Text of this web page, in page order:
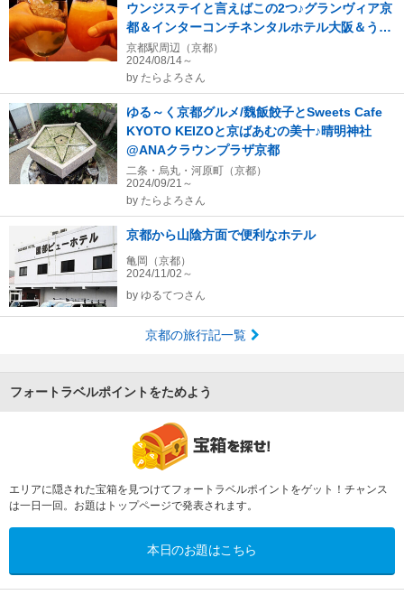
ウンジステイと言えばこの2つ♪グランヴィア京
都＆インターコンチネンタルホテル大阪＆うな
富士ランチ
京都駅周辺（京都）
2024/08/14～
by たらよろさん
ゆる～く京都グルメ/魏飯餃子とSweets Cafe
KYOTO KEIZOと京ばあむの美十♪晴明神社
@ANAクラウンプラザ京都
二条・烏丸・河原町（京都）
2024/09/21～
by たらよろさん
京都から山陰方面で便利なホテル
亀岡（京都）
2024/11/02～
by ゆるてつさん
京都の旅行記一覧
フォートラベルポイントをためよう
エリアに隠された宝箱を見つけてフォートラベルポイントをゲット！チャンス
は一日一回。お題はトップページで発表されます。
本日のお題はこちら